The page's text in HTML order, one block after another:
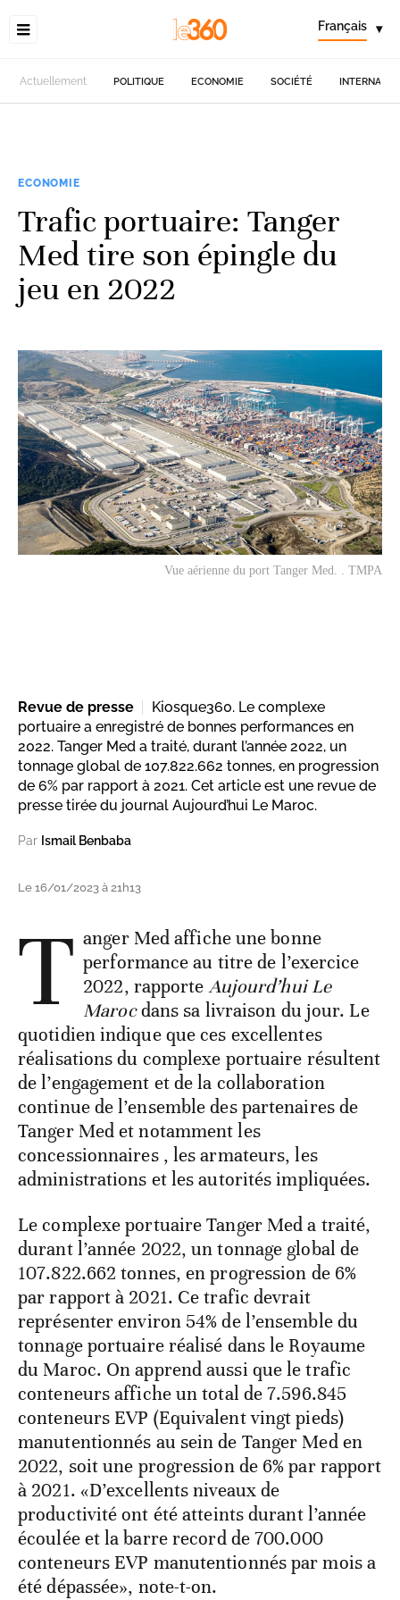
Français ▾
Actuellement POLITIQUE ECONOMIE SOCIÉTÉ
ECONOMIE
Trafic portuaire: Tanger
Med tire son épingle du
jeu en 2022
Vue aérienne du port Tanger Med. . TMPA
Revue de presse
Kiosque360. Le complexe
portuaire a enregistré de bonnes performances en
2022. Tanger Med a traité, durant l’année 2022, un
tonnage global de 107.822.662 tonnes, en progression
de 6% par rapport à 2021. Cet article est une revue de
presse tirée du journal Aujourd’hui Le Maroc.
Par Ismail Benbaba
Le 16/01/2023 à 21h13
T anger Med affiche une bonne
performance au titre de l’exercice
2022, rapporteAujourd’hui Le
Marocdans sa livraison du jour. Le
quotidien indique que ces excellentes
réalisations du complexe portuaire résultent
de l’engagement et de la collaboration
continue de l’ensemble des partenaires de
Tanger Med et notamment les
concessionnaires , les armateurs, les
administrations et les autorités impliquées.
Le complexe portuaire Tanger Med a traité,
durant l’année 2022, un tonnage global de
107.822.662 tonnes, en progression de 6%
par rapport à 2021. Ce trafic devrait
représenter environ 54% de l’ensemble du
tonnage portuaire réalisé dans le Royaume
du Maroc. On apprend aussi que le trafic
conteneurs affiche un total de 7.596.845
conteneurs EVP (Equivalent vingt pieds)
manutentionnés au sein de Tanger Med en
2022, soit une progression de 6% par rapport
à 2021. «D’excellents niveaux de
productivité ont été atteints durant l’année
écoulée et la barre record de 700.000
conteneurs EVP manutentionnés par mois a
été dépassée», note-t-on.